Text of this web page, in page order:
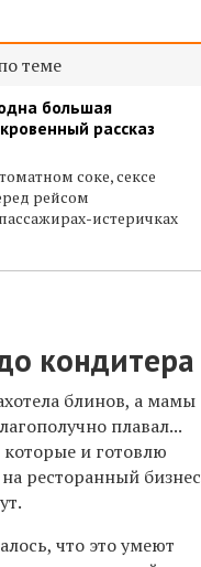
теме
большая
рассказ
соке, сексе
рейсом
истеричках
кондитера
блинов, а мамы
плавал...
и готовлю
ресторанный бизнес
что это умеют